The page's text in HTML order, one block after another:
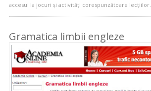
accesul la jocuri și activități corespunzătoare lecțiilor.
Gramatica limbii engleze